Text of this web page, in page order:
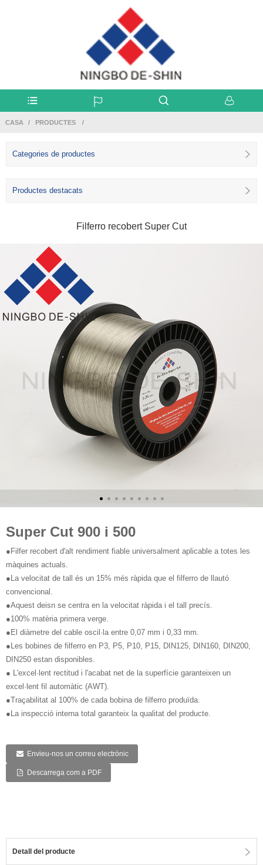
CASA PRODUCTES
Categories de productes
Productes destacats
Filferro recobert Super Cut
Super Cut 900 i 500
●Filfer recobert d'alt rendiment fiable universalment aplicable a totes les
màquines actuals.
●La velocitat de tall és un 15% més ràpida que el filferro de llautó
convencional.
●Aquest deisn se centra en la velocitat ràpida i el tall precís.
●100% matèria primera verge.
●El diàmetre del cable oscil·la entre 0,07 mm i 0,33 mm.
●Les bobines de filferro en P3, P5, P10, P15, DIN125, DIN160, DIN200,
DIN250 estan disponibles.
● L'excel·lent rectitud i l'acabat net de la superfície garanteixen un
excel·lent fil automàtic (AWT).
●Traçabilitat al 100% de cada bobina de filferro produïda.
●La inspecció interna total garanteix la qualitat del producte.
Envieu-nos un correu electrònic
Descarrega com a PDF
Detall del producte